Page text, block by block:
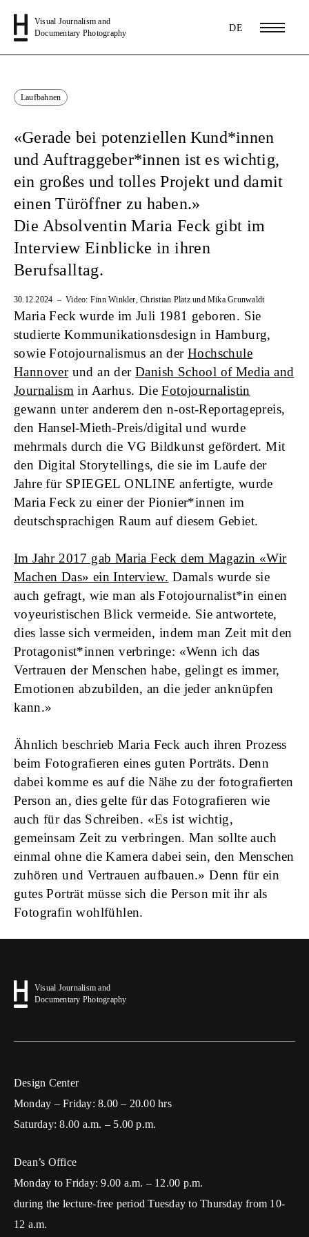
Visual Journalism and
Documentary Photography
DE
Laufbahnen
«Gerade bei potenziellen Kund*innen
und Auftraggeber*innen ist es wichtig,
ein großes und tolles Projekt und damit
einen Türöffner zu haben.»
Die Absolventin Maria Feck gibt im
Interview Einblicke in ihren
Berufsalltag.
30.12.2024 Video: Finn Winkler, Christian Platz und Mika Grunwaldt
Maria Feck wurde im Juli 1981 geboren. Sie
studierte Kommunikationsdesign in Hamburg,
sowie Fotojournalismus an der Hochschule
Hannoverund an derDanish School of Media and
Journalism in Aarhus. DieFotojournalistin
gewann unter anderem den n-ost-Reportagepreis,
den Hansel-Mieth-Preis/digital und wurde
mehrmals durch die VG Bildkunst gefördert. Mit
den Digital Storytellings, die sie im Laufe der
Jahre für SPIEGEL ONLINE anfertigte, wurde
Maria Feck zu einer der Pionier*innen im
deutschsprachigen Raum auf diesem Gebiet.
Im Jahr 2017 gab Maria Feck dem Magazin «Wir
Machen Das» ein Interview. Damals wurde sie
auch gefragt, wie man als Fotojournalist*in einen
voyeuristischen Blick vermeide. Sie antwortete,
dies lasse sich vermeiden, indem man Zeit mit den
Protagonist*innen verbringe: «Wenn ich das
Vertrauen der Menschen habe, gelingt es immer,
Emotionen abzubilden, an die jeder anknüpfen
kann.»
Ähnlich beschrieb Maria Feck auch ihren Prozess
beim Fotografieren eines guten Porträts. Denn
dabei komme es auf die Nähe zu der fotografierten
Person an, dies gelte für das Fotografieren wie
auch für das Schreiben. «Es ist wichtig,
gemeinsam Zeit zu verbringen. Man sollte auch
einmal ohne die Kamera dabei sein, den Menschen
zuhören und Vertrauen aufbauen.» Denn für ein
gutes Porträt müsse sich die Person mit ihr als
Fotografin wohlfühlen.
Visual Journalism and
Documentary Photography
Design Center
Monday – Friday: 8.00 – 20.00 hrs
Saturday: 8.00 a.m. – 5.00 p.m.
Dean’s Office
Monday to Friday: 9.00 a.m. – 12.00 p.m.
during the lecture-free period Tuesday to Thursday from 10-
12 a.m.